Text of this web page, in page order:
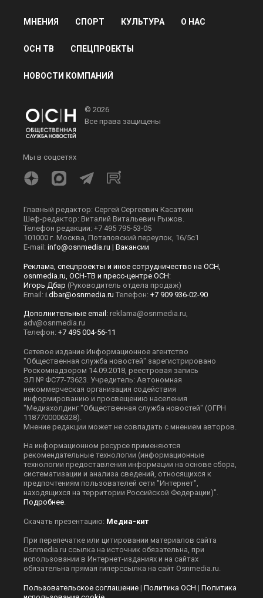
МНЕНИЯ СПОРТ КУЛЬТУРА О НАС
ОСН ТВ СПЕЦПРОЕКТЫ
НОВОСТИ КОМПАНИЙ
© 2026
Все права защищены
Мы в соцсетях
Главный редактор: Сергей Сергеевич Касаткин
Шеф-редактор: Виталий Витальевич Рыжов.
Телефон редакции: +7 495 795-53-05
101000 г. Москва, Потаповский переулок, 16/5с1
E-mail: info@osnmedia.ru | Вакансии
Реклама, спецпроекты и иное сотрудничество на ОСН,
osnmedia.ru, ОСН-ТВ и пресс-центре ОСН:
Игорь Дбар (Руководитель отдела продаж)
Email: i.dbar@osnmedia.ru Телефон: +7 909 936-02-90
Дополнительные email: reklama@osnmedia.ru
adv@osnmedia.ru
Телефон: +7 495 004-56-11
Сетевое издание Информационное агентство
"Общественная служба новостей" зарегистрировано
Роскомнадзором 14.09.2018, реестровая запись
ЭЛ № ФС77-73623. Учредитель: Автономная
некоммерческая организация содействия
информированию и просвещению населения
"Медиахолдинг "Общественная служба новостей" (ОГРН
1187700006328).
Мнение редакции может не совпадать с мнением авторов.
На информационном ресурсе применяются
рекомендательные технологии (информационные
технологии предоставления информации на основе сбора,
систематизации и анализа сведений, относящихся к
предпочтениям пользователей сети "Интернет",
находящихся на территории Российской Федерации)".
Подробнее
Скачать презентацию: Медиа-кит
При перепечатке или цитировании материалов сайта
Оsnmedia.ru ссылка на источник обязательна, при
использовании в Интернет-изданиях и на сайтах
обязательна прямая гиперссылка на сайт Оsnmedia.ru.
Пользовательское соглашение | Политика ОСН | Политика